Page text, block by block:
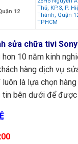
12
Thủ, KP.3, P.
Thành, Quận
TPHCM
sửa chữa tivi Sony
hơn 10 năm kinh
hàng dịch vụ
là lựa chọn
bên dưới để được